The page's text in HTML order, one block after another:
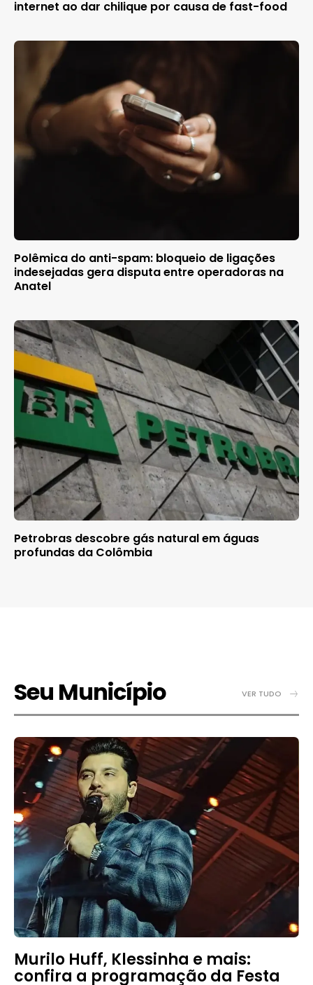
internet ao dar chilique por causa de fast-food
Polêmica do anti-spam: bloqueio de ligações
indesejadas gera disputa entre operadoras na
Anatel
Petrobras descobre gás natural em águas
profundas da Colômbia
Seu Município VER TUDO
Murilo Huff, Klessinha e mais:
confira a programação da Festa